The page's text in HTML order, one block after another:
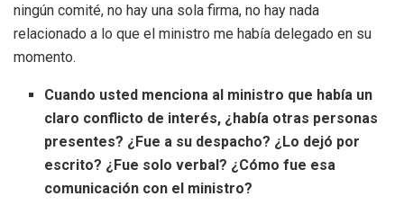
ningún comité, no hay una sola firma, no hay nada
relacionado a lo que el ministro me había delegado en su
momento.
Cuando usted menciona al ministro que había un
claro conflicto de interés, ¿había otras personas
presentes? ¿Fue a su despacho? ¿Lo dejó por
escrito? ¿Fue solo verbal? ¿Cómo fue esa
comunicación con el ministro?